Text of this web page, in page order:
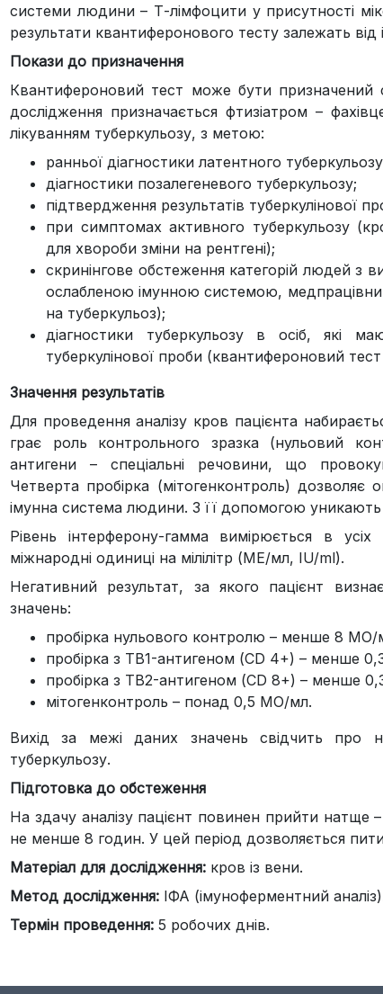
системи людини – Т-лімфоцити у присутності
результати квантиферонового тесту залежать
Покази до призначення
Квантифероновий тест може бути призначений
дослідження призначається фтизіатром –
лікуванням туберкульозу, з метою:
ранньої діагностики латентного
діагностики позалегеневого туберкульозу;
підтвердження результатів туберкулінової
при симптомах активного туберкульозу
для хвороби зміни на рентгені);
скринінгове обстеження категорій людей з
ослабленою імунною системою,
на туберкульоз);
діагностики туберкульозу в осіб, які
туберкулінової проби (квантифероновий
Значення результатів
Для проведення аналізу кров пацієнта
грає роль контрольного зразка (нульовий
антигени – спеціальні речовини, що
Четверта пробірка (мітогенконтроль)
імунна система людини. З її допомогою уникають
Рівень інтерферону-гамма вимірюється в
міжнародні одиниці на мілілітр (МЕ/мл, IU/ml).
Негативний результат, за якого пацієнт
значень:
пробірка нульового контролю – менше 8 МО/
пробірка з ТВ1-антигеном (CD 4+) – менше
пробірка з ТВ2-антигеном (CD 8+) – менше
мітогенконтроль – понад 0,5 МО/мл.
Вихід за межі даних значень свідчить про
туберкульозу.
Підготовка до обстеження
На здачу аналізу пацієнт повинен прийти натще
не менше 8 годин. У цей період дозволяється
Матеріал для дослідження: кров із вени.
Метод дослідження: ІФА (імуноферментний
Термін проведення: 5 робочих днів.